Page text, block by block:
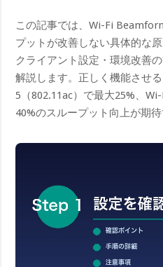
この記事では、Wi-Fi
プットが改善しない具体的な
クライアント設定・環境改善
解説します。正しく機能させ
5（802.11ac）で最大25%、
40%のスループット向上が期待